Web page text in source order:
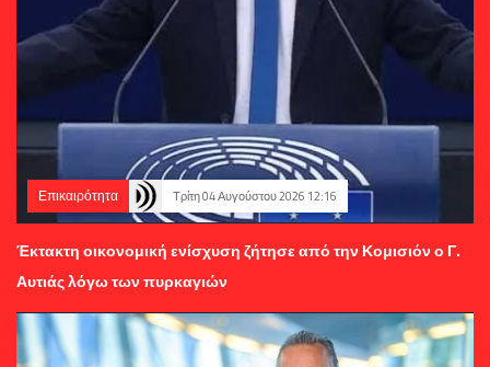
Επικαιρότητα Τρίτη 04 Αυγούστου 2026 12:16
Έκτακτη οικονομική ενίσχυση ζήτησε από την Κομισιόν ο Γ.
Αυτιάς λόγω των πυρκαγιών